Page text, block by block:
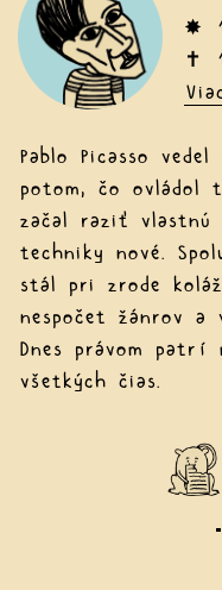
✸
✝
Pablo Picasso
potom, čo ovládol
začal raziť vlastnú
techniky nové.
stál pri zrode
nespočet žánrov a
Dnes právom patrí
všetkých čias.